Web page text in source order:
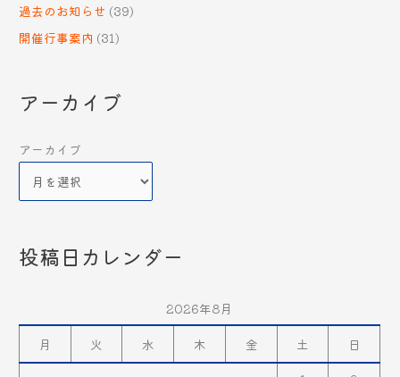
過去のお知らせ (39)
開催行事案内 (31)
アーカイブ
アーカイブ
投稿日カレンダー
2026年8月
月
火 水 木 金 土
日